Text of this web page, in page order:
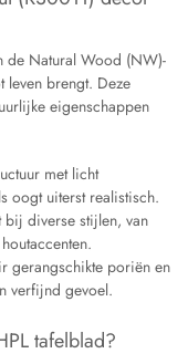
de Natural Wood (NW)-
leven brengt. Deze
eigenschappen
met licht
oogt uiterst realistisch.
bij diverse stijlen, van
gerangschikte poriën en
verfijnd gevoel.
tafelblad?